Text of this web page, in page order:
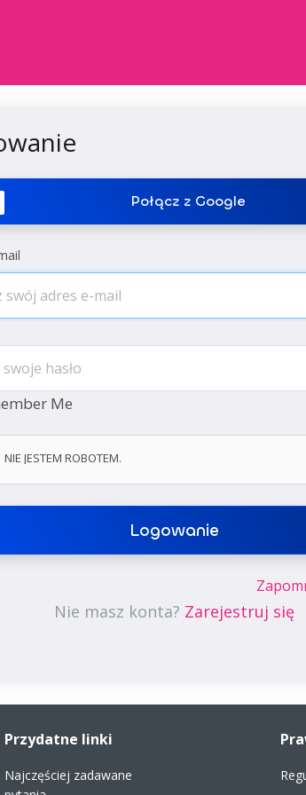
Połącz z Google
Me
NIE JESTEM ROBOTEM.
Logowanie
Nie masz konta? Zarejestruj się
Przydatne linki
Najczęściej zadawane